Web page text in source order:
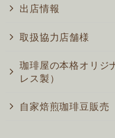
出店情報
取扱協力店舗様
珈琲屋の本格オリジ
レス製）
自家焙煎珈琲豆販売